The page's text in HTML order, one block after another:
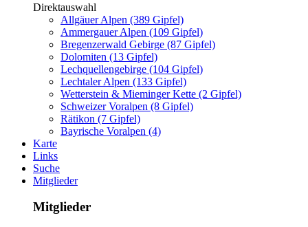
Direktauswahl
Allgäuer Alpen (389 Gipfel)
Ammergauer Alpen (109 Gipfel)
Bregenzerwald Gebirge (87 Gipfel)
Dolomiten (13 Gipfel)
Lechquellengebirge (104 Gipfel)
Lechtaler Alpen (133 Gipfel)
Wetterstein & Mieminger Kette (2 Gipfel)
Schweizer Voralpen (8 Gipfel)
Rätikon (7 Gipfel)
Bayrische Voralpen (4)
Karte
Links
Suche
Mitglieder
Mitglieder